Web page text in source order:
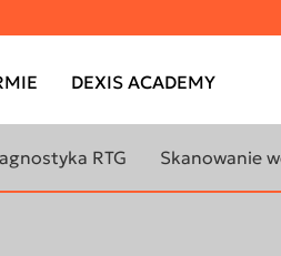
RTG Skanowanie
DEXIS ACADEMY